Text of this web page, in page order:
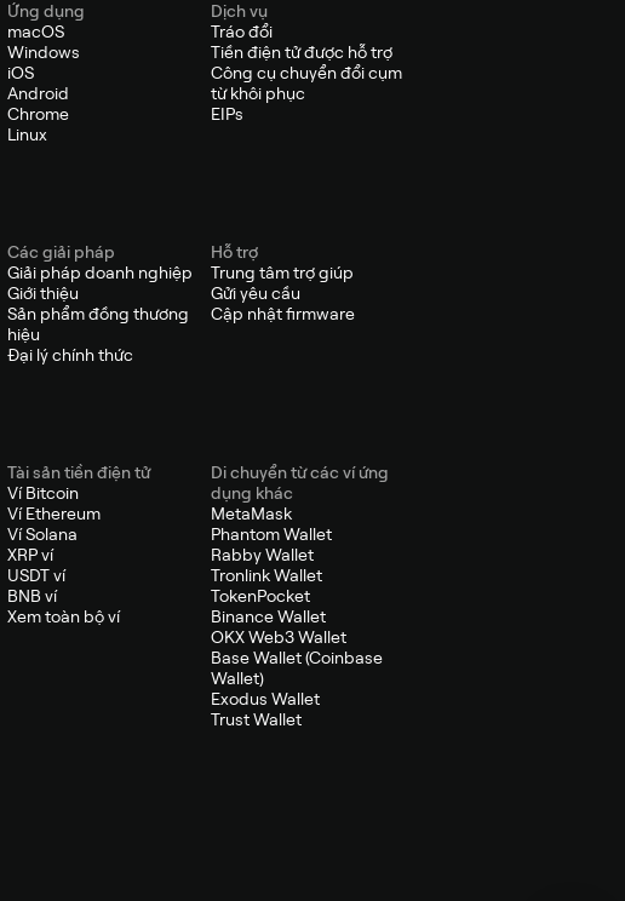
Ứng dụng
macOS
Windows
iOS
Android
Chrome
Linux
Dịch vụ
Tráo đổi
Tiền điện tử được hỗ trợ
Công cụ chuyển đổi cụm
từ khôi phục
EIPs
Các giải pháp
Giải pháp doanh nghiệp
Giới thiệu
Sản phẩm đồng thương
hiệu
Đại lý chính thức
Hỗ trợ
Trung tâm trợ giúp
Gửi yêu cầu
Cập nhật firmware
Tài sản tiền điện tử
Ví Bitcoin
Ví Ethereum
Ví Solana
XRP ví
USDT ví
BNB ví
Xem toàn bộ ví
Di chuyển từ các ví ứng
dụng khác
MetaMask
Phantom Wallet
Rabby Wallet
Tronlink Wallet
TokenPocket
Binance Wallet
OKX Web3 Wallet
Base Wallet (Coinbase
Wallet)
Exodus Wallet
Trust Wallet